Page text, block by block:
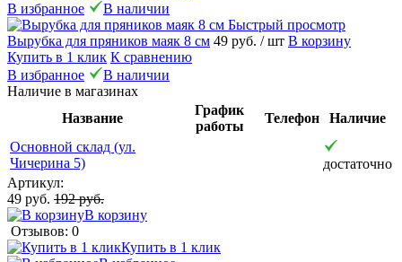
В избранное
В наличии
Быстрый просмотр
Вырубка для пряников маяк 8 см 49 руб. / шт В корзину
Купить в 1 клик К сравнению
В избранное
В наличии
Наличие в магазинах
Название
График
работы
Телефон
Наличие
Основной склад (ул.
Чичерина 5)
достаточно
Артикул:
49 руб. 192 руб.
В корзину
Отзывов: 0
Купить в 1 клик